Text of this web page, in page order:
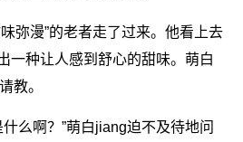
弥漫”的老者走了过来。他看上去
一种让人感到舒心的甜味。萌白
教。
么啊？”萌白jiang迫不及待地问